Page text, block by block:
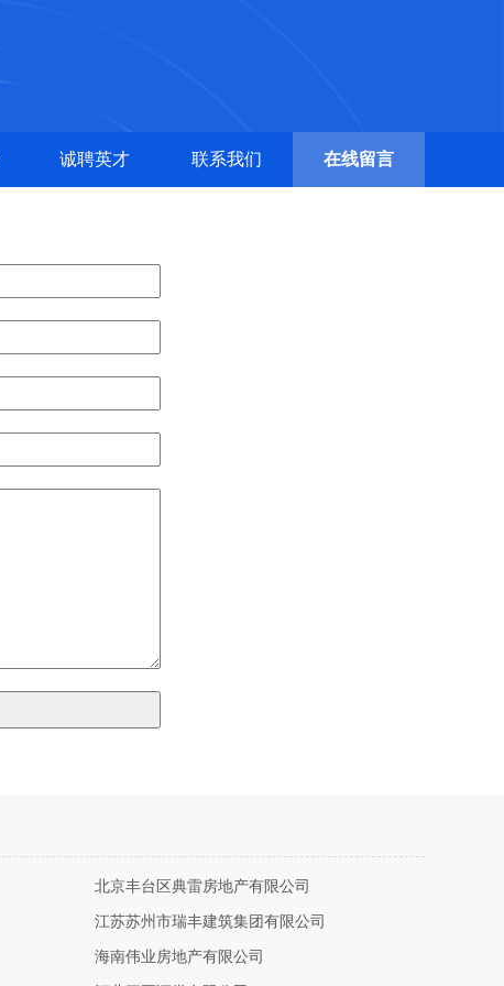
诚聘英才 联系我们 在线留言
北京丰台区典雷房地产有限公司
江苏苏州市瑞丰建筑集团有限公司
海南伟业房地产有限公司